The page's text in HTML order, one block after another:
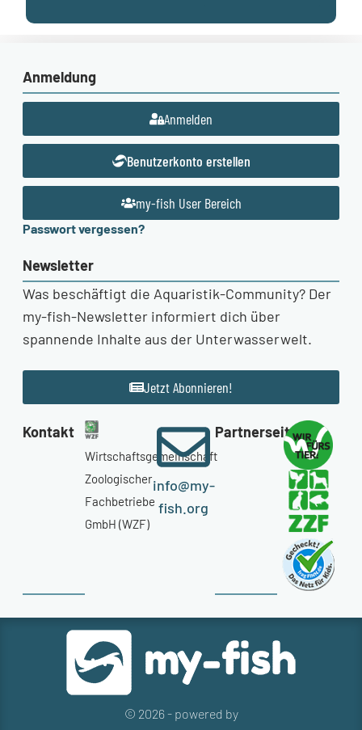
Anmeldung
Anmelden
Benutzerkonto erstellen
my-fish User Bereich
Passwort vergessen?
Newsletter
Was beschäftigt die Aquaristik-Community? Der
my-fish-Newsletter informiert dich über
spannende Inhalte aus der Unterwasserwelt.
Jetzt Abonnieren!
Kontakt
Wirtschaftsgemeinschaft
Zoologischer
Fachbetriebe
GmbH (WZF)
info@my-
fish.org
Partnerseiten
© 2026 - powered by